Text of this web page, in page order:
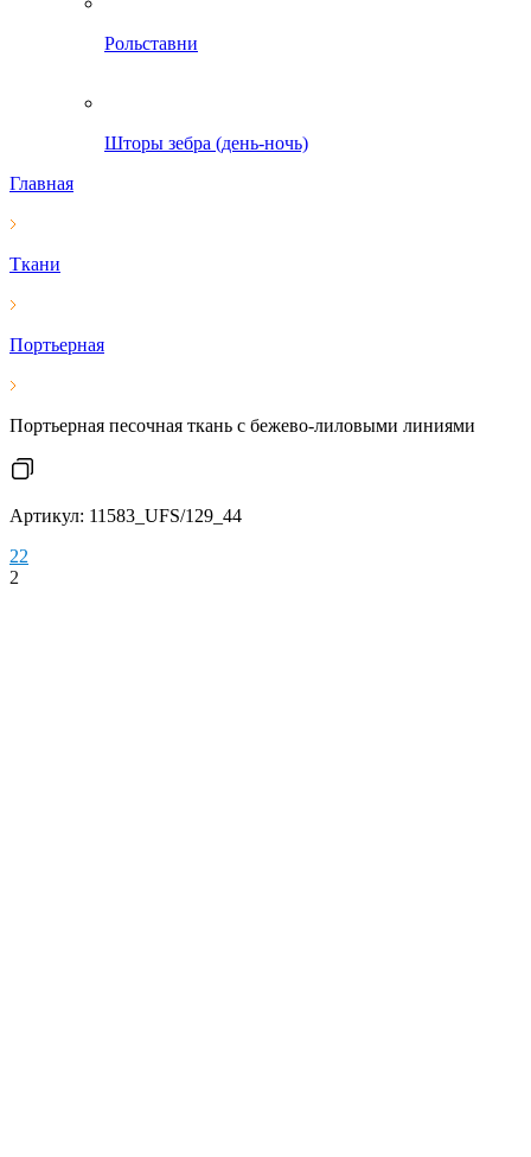
Рольставни
Шторы зебра (день-ночь)
Главная
Ткани
Портьерная
Портьерная песочная ткань с бежево-лиловыми линиями
Артикул: 11583_UFS/129_44
22
2